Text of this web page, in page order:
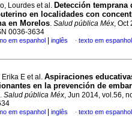
Lourdes et al. Detección temprana
en localidades con
en Morelos. Salud pública Méx, Oct
0036-3634
em espanhol inglês · texto em espanhol
E et al. Aspiraciones
en la prevención de
. Salud pública Méx, Jun 2014, vol.56,
em espanhol inglês · texto em espanhol